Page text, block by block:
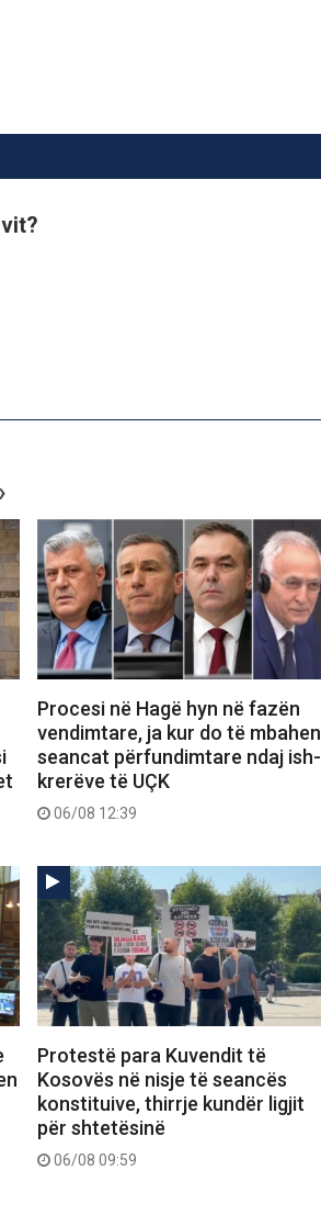
Procesi në Hagë hyn në fazën
vendimtare, ja kur do të mbahen
seancat përfundimtare ndaj ish-
krerëve të UÇK
06/08 12:39
Protestë para Kuvendit të
Kosovës në nisje të seancës
konstituive, thirrje kundër ligjit
për shtetësinë
06/08 09:59